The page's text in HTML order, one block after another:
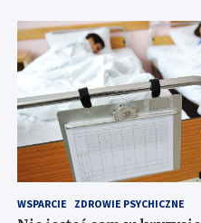
WSPARCIE ZDROWIE PSYCHICZNE